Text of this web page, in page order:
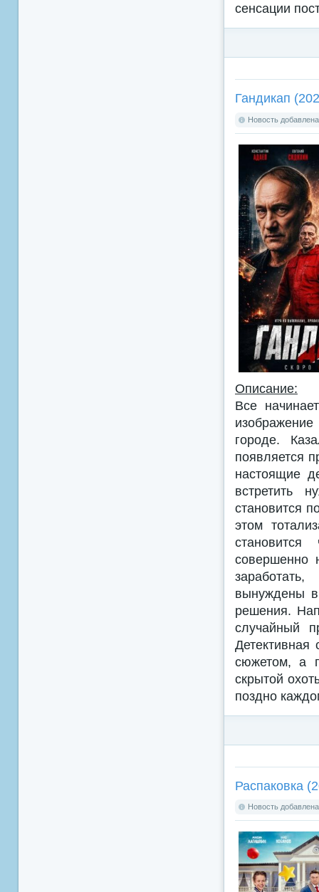
сенсации
Гандикап
Новость
Описание:
Все
городе.
появляется
настоящие
встретить
становится
этом
совершенно
вынуждены
решения.
случайный
Детективная
сюжетом, а
скрытой
поздно
Распаковка
Новость